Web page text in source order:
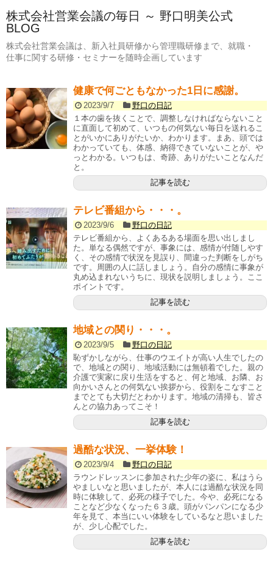
株式会社営業会議の毎日 ～ 野口明美公式
BLOG
株式会社営業会議は、新入社員研修から管理職研修まで、就職・
仕事に関する研修・セミナーを随時企画しています
健康で何ごともなかった1日に感謝。
2023/9/7
野口の日記
１本の歯を抜くことで、調整しなければならないこと
に直面して初めて、いつもの何気ない毎日を送れるこ
とがいかにありがたいか、わかります。まあ、頭では
わかっていても、体感、納得できていないことが、や
っとわかる。いつもは、奇跡、ありがたいことなんだ
と。
記事を読む
テレビ番組から・・・。
2023/9/6
野口の日記
テレビ番組から、よくあるある場面を思い出しまし
た。単なる偶然ですが、事象には、感情が付随しやす
く、その感情で状況を見誤り、間違った判断をしがち
です。周囲の人に話しましょう。自分の感情に事象が
丸め込まれないうちに、現状を説明しましょう。ここ
ポイントです。
記事を読む
地域との関り・・・。
2023/9/5
野口の日記
恥ずかしながら、仕事のウエイトが高い人生でしたの
で、地域との関り、地域活動には無頓着でした。親の
介護で実家に戻り生活をすると、何と地域、お隣、お
向かいさんとの何気ない挨拶から、役割をこなすこと
までとても大切だとわかります。地域の清掃も、皆さ
んとの協力あってこそ！
記事を読む
過酷な状況、一挙体験！
2023/9/4
野口の日記
ラウンドレッスンに参加された少年の姿に、私はうら
やましいなと思いましたが、本人には過酷な状況を同
時に体験して、必死の様子でした。今や、必死になる
ことなど少なくなった６３歳。頭がパンパンになる少
年を見て、本当にいい体験をしているなと思いました
が、少し心配でした。
記事を読む